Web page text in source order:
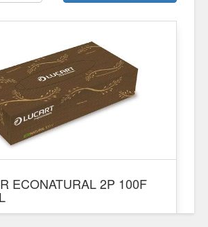
ECONATURAL 2P 100F
511372